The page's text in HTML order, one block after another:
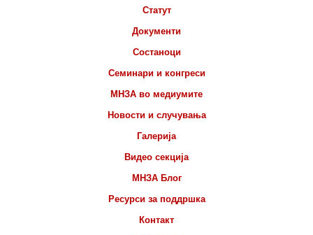
Статут
Документи
Состаноци
Семинари и конгреси
МНЗА во медиумите
Новости и случувања
Галерија
Видео секција
МНЗА Блог
Ресурси за поддршка
Контакт